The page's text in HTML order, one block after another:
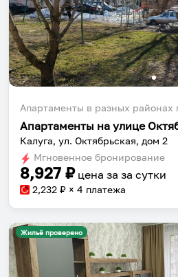
Апартаменты в разных районах
Апартаменты на улице
Калуга, ул. Октябрьская, дом 2
Мгновенное бронирование
8,927 ₽ цена за за сутки
2,232 ₽ × 4 платежа
Жильё проверено